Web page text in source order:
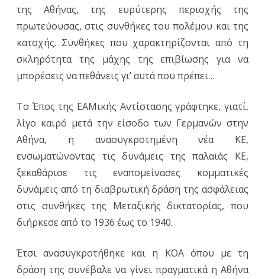
της Αθήνας, της ευρύτερης περιοχής της
πρωτεύουσας, στις συνθήκες του πολέμου και της
κατοχής. Συνθήκες που χαρακτηρίζονται από τη
σκληρότητα της μάχης της επιβίωσης για να
μπορέσεις να πεθάνεις γι’ αυτά που πρέπει…
Το Έπος της ΕΑΜικής Αντίστασης γράφτηκε, γιατί,
λίγο καιρό μετά την είσοδο των Γερμανών στην
Αθήνα, η ανασυγκροτημένη νέα ΚΕ,
ενσωματώνοντας τις δυνάμεις της παλαιάς ΚΕ,
ξεκαθάρισε τις εναπομείνασες κομματικές
δυνάμεις από τη διαβρωτική δράση της ασφάλειας
στις συνθήκες της Μεταξικής δικτατορίας, που
διήρκεσε από το 1936 έως το 1940.
Έτσι ανασυγκροτήθηκε και η ΚΟΑ όπου με τη
δράση της συνέβαλε να γίνει πραγματικά η Αθήνα